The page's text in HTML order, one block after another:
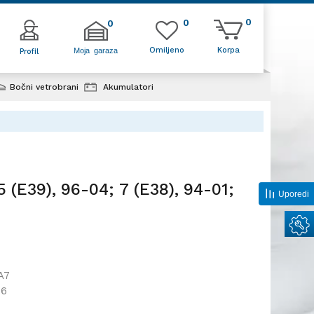
Profil Moja garaza
0
Korpa
0
Omiljeno
0
Bočni vetrobrani Akumulatori
(E39), 96-04; 7 (E38), 94-01; Uporedi